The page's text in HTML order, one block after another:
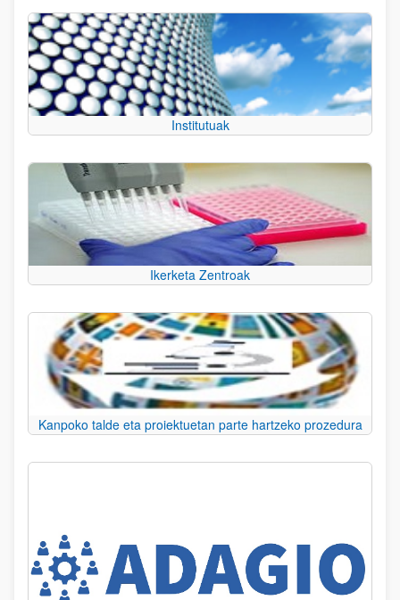
Institutuak
Ikerketa Zentroak
Kanpoko talde eta proiektuetan parte hartzeko prozedura